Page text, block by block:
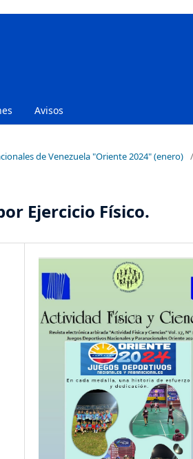
Avisos
de Venezuela "Oriente 2024" (enero) /
Ejercicio Físico.